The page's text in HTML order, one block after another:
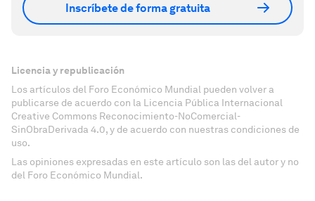
Inscríbete de forma gratuita
Licencia y republicación
Los artículos del Foro Económico Mundial pueden volver a
publicarse de acuerdo con la Licencia Pública Internacional
Creative Commons Reconocimiento-NoComercial-
SinObraDerivada 4.0, y de acuerdo con nuestras condiciones de
uso.
Las opiniones expresadas en este artículo son las del autor y no
del Foro Económico Mundial.